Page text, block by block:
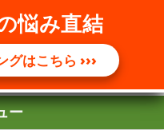
ー悩み直結
グはこちら ›››
悩み直結
はこちら ›››